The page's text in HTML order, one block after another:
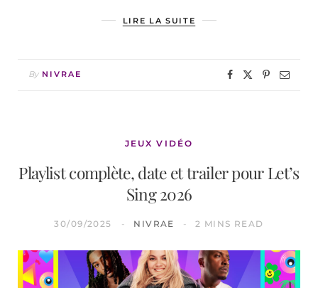
LIRE LA SUITE
By NIVRAE
JEUX VIDÉO
Playlist complète, date et trailer pour Let’s
Sing 2026
30/09/2025 NIVRAE 2 MINS READ